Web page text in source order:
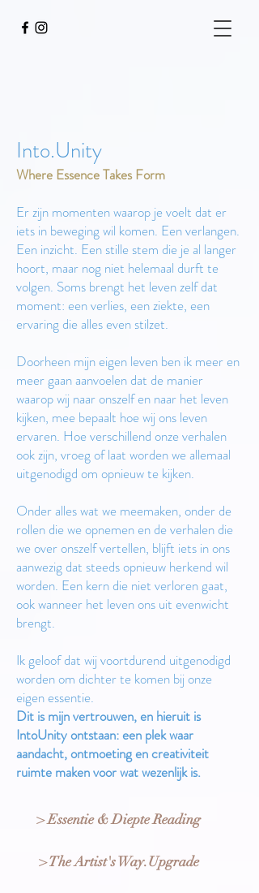
Into.Unity
Where Essence Takes Form
Er zijn momenten waarop je voelt dat er
iets in beweging wil komen. Een verlangen.
Een inzicht. Een stille stem die je al langer
hoort, maar nog niet helemaal durft te
volgen. Soms brengt het leven zelf dat
moment: een verlies, een ziekte, een
ervaring die alles even stilzet.
Doorheen mijn eigen leven ben ik meer en
meer gaan aanvoelen dat de manier
waarop wij naar onszelf en naar het leven
kijken, mee bepaalt hoe wij ons leven
ervaren. Hoe verschillend onze verhalen
ook zijn, vroeg of laat worden we allemaal
uitgenodigd om opnieuw te kijken.
Onder alles wat we meemaken, onder de
rollen die we opnemen en de verhalen die
we over onszelf vertellen, blijft iets in ons
aanwezig dat steeds opnieuw herkend wil
worden. Een kern die niet verloren gaat,
ook wanneer het leven ons uit evenwicht
brengt.
Ik geloof dat wij voortdurend uitgenodigd
worden om dichter te komen bij onze
eigen essentie.
Dit is mijn vertrouwen, en hieruit is
IntoUnity ontstaan: een plek waar
aandacht, ontmoeting en creativiteit
ruimte maken voor wat wezenlijk is.
> Essentie & Diepte Reading
> The Artist's Way.Upgrade